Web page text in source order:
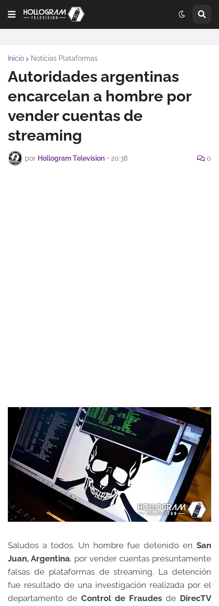
Inicio Noticias Plataformas
Autoridades argentinas
encarcelan a hombre por
vender cuentas de
streaming
por Hollogram Television • 20:38 0
Saludos a todos. Un hombre fue detenido en San
Juan, Argentina, por vender cuentas presuntamente
falsas de plataformas de streaming. La detención
fue resultado de una investigación realizada por el
departamento de Control de Fraudes de DirecTV